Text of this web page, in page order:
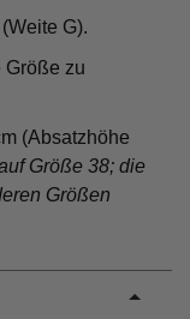
G).
Größe zu
(Absatzhöhe
Größe 38; die
Größen